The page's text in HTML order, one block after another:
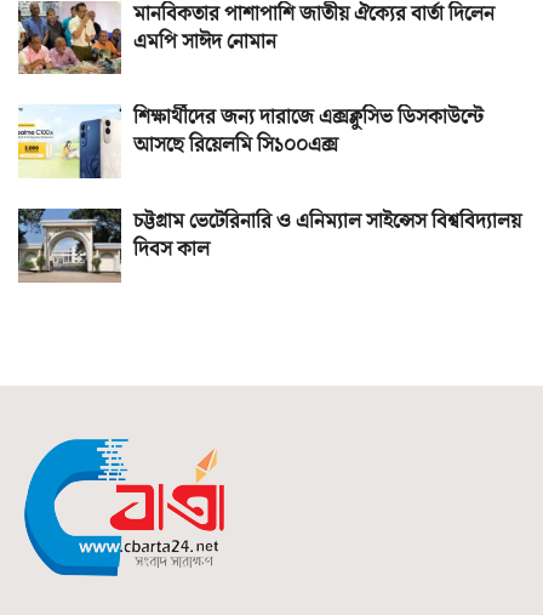
মানবিকতার পাশাপাশি জাতীয় ঐক্যের বার্তা দিলেন
এমপি সাঈদ নোমান
শিক্ষার্থীদের জন্য দারাজে এক্সক্লুসিভ ডিসকাউন্টে
আসছে রিয়েলমি সি১০০এক্স
চট্টগ্রাম ভেটেরিনারি ও এনিম্যাল সাইন্সেস বিশ্ববিদ্যালয়
দিবস কাল